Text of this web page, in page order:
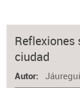
ciudad
Autor